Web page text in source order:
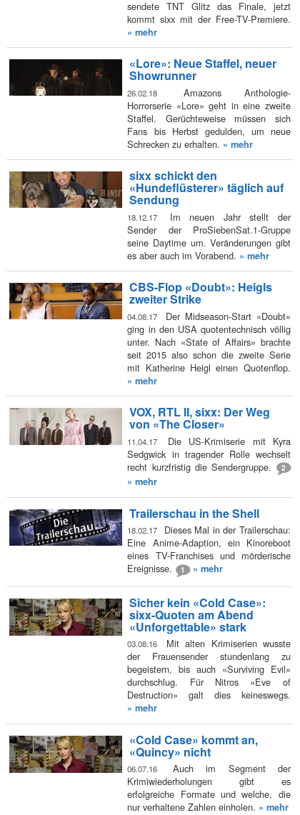
sendete TNT Glitz das Finale, jetzt
kommt sixx mit der Free-TV-Premiere.
» mehr
«Lore»: Neue Staffel, neuer
Showrunner
26.02.18
Amazons Anthologie-
Horrorserie «Lore» geht in eine zweite
Staffel. Gerüchteweise müssen sich
Fans bis Herbst gedulden, um neue
Schrecken zu erhalten. » mehr
sixx schickt den
«Hundeflüsterer» täglich auf
Sendung
18.12.17
Im neuen Jahr stellt der
Sender der ProSiebenSat.1-Gruppe
seine Daytime um. Veränderungen gibt
es aber auch im Vorabend. » mehr
CBS-Flop «Doubt»: Heigls
zweiter Strike
04.08.17
Der Midseason-Start «Doubt»
ging in den USA quotentechnisch völlig
unter. Nach «State of Affairs» brachte
seit 2015 also schon die zweite Serie
mit Katherine Heigl einen Quotenflop.
» mehr
VOX, RTL II, sixx: Der Weg
von «The Closer»
11.04.17
Die US-Krimiserie mit Kyra
Sedgwick in tragender Rolle wechselt
recht kurzfristig die Sendergruppe.
2
» mehr
Trailerschau in the Shell
18.02.17
Dieses Mal in der Trailerschau:
Eine Anime-Adaption, ein Kinoreboot
eines TV-Franchises und mörderische
Ereignisse.
1 » mehr
Sicher kein «Cold Case»:
sixx-Quoten am Abend
«Unforgettable» stark
03.08.16
Mit alten Krimiserien wusste
der Frauensender stundenlang zu
begeistern, bis auch «Surviving Evil»
durchschlug. Für Nitros «Eve of
Destruction» galt dies keineswegs.
» mehr
«Cold Case» kommt an,
«Quincy» nicht
06.07.16
Auch im Segment der
Krimiwiederholungen gibt es
erfolgreiche Formate und welche, die
nur verhaltene Zahlen einholen. » mehr